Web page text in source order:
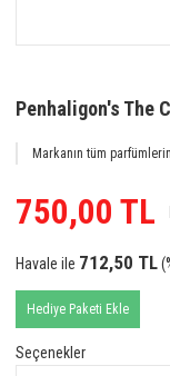
Penhaligon's The
Markanın tüm
750,00 TL
Havale ile 712,50 TL
Hediye Paketi Ekle
Seçenekler